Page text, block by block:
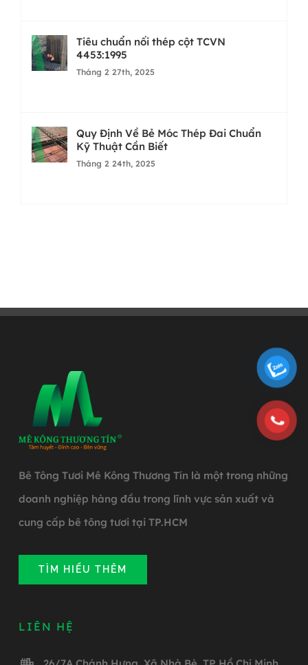
Tiêu chuẩn nối thép cột TCVN
4453:1995
Tháng 2 27th, 2025
Quy Định Về Bẻ Móc Thép Đai Chuẩn
Kỹ Thuật Cần Biết
Tháng 2 24th, 2025
Bê Tông Tươi Mê Kông Thương Tín là một trong những
doanh nghiệp hàng đầu trong lĩnh vực sản xuất và
cung cấp bê tông tươi tại TP.HCM
TÌM HIỂU THÊM
LIÊN HỆ